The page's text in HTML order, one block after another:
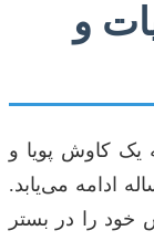
و
یک کاوش پویا و
ادامه می‌یابد.
خود را در بستر